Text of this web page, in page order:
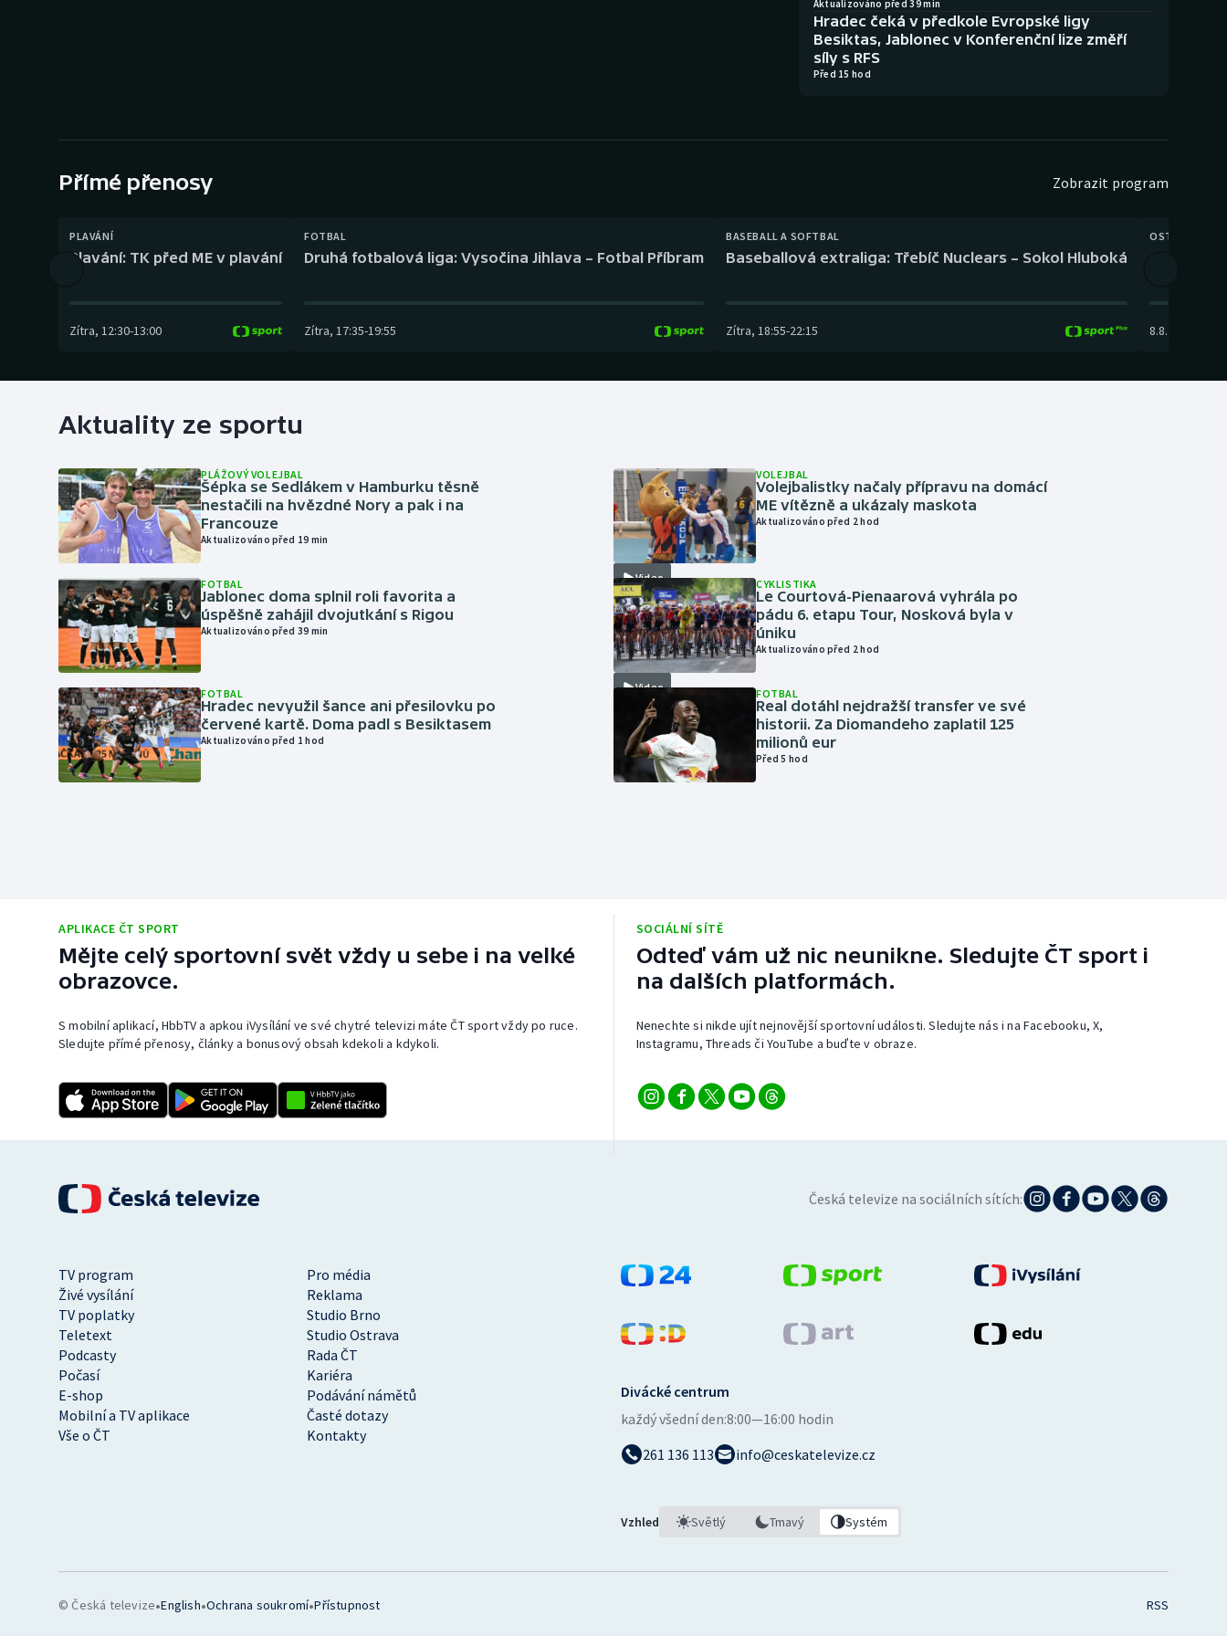
Futsal Parasport Volejbal
Aktualizováno před 39 min
Hradec čeká v předkole Evropské ligy
Besiktas, Jablonec v Konferenční lize změří
síly s RFS
Před 15 hod
Přímé přenosy Zobrazit program
PLAVÁNÍ
Plavání: TK před ME v plavání
Zítra, 12:30-13:00
FOTBAL
Druhá fotbalová liga: Vysočina Jihlava – Fotbal Příbram
Zítra, 17:35-19:55
BASEBALL A SOFTBAL
Baseballová extraliga: Třebíč Nuclears – Sokol Hluboká
Zítra, 18:55-22:15
OSTATNÍ
8.8.
Aktuality ze sportu
PLÁŽOVÝ VOLEJBAL
Šépka se Sedlákem v Hamburku těsně
nestačili na hvězdné Nory a pak i na
Francouze
Aktualizováno před 19 min
FOTBAL
Jablonec doma splnil roli favorita a
úspěšně zahájil dvojutkání s Rigou
Aktualizováno před 39 min
FOTBAL
Hradec nevyužil šance ani přesilovku po
červené kartě. Doma padl s Besiktasem
Aktualizováno před 1 hod
Video
VOLEJBAL
Volejbalistky načaly přípravu na domácí
ME vítězně a ukázaly maskota
Aktualizováno před 2 hod
Video
CYKLISTIKA
Le Courtová-Pienaarová vyhrála po
pádu 6. etapu Tour, Nosková byla v
úniku
Aktualizováno před 2 hod
FOTBAL
Real dotáhl nejdražší transfer ve své
historii. Za Diomandeho zaplatil 125
milionů eur
Před 5 hod
APLIKACE ČT SPORT
Mějte celý sportovní svět vždy u sebe i na velké
obrazovce.
S mobilní aplikací, HbbTV a apkou iVysílání ve své chytré televizi máte ČT sport vždy po ruce.
Sledujte přímé přenosy, články a bonusový obsah kdekoli a kdykoli.
SOCIÁLNÍ SÍTĚ
Odteď vám už nic neunikne. Sledujte ČT sport i
na dalších platformách.
Nenechte si nikde ujít nejnovější sportovní události. Sledujte nás i na Facebooku, X,
Instagramu, Threads či YouTube a buďte v obraze.
Česká televize na sociálních sítích:
TV program
Pro média
Živé vysílání
Reklama
TV poplatky
Studio Brno
Teletext
Studio Ostrava
Podcasty
Rada ČT
Počasí
Kariéra
E-shop
Podávání námětů
Mobilní a TV aplikace
Časté dotazy
Vše o ČT
Kontakty
Divácké centrum
každý všední den:8:00—16:00 hodin
261 136 113
info@ceskatelevize.cz
Vzhled Světlý Tmavý Systém
© Česká televize•English•Ochrana soukromí•Přístupnost RSS